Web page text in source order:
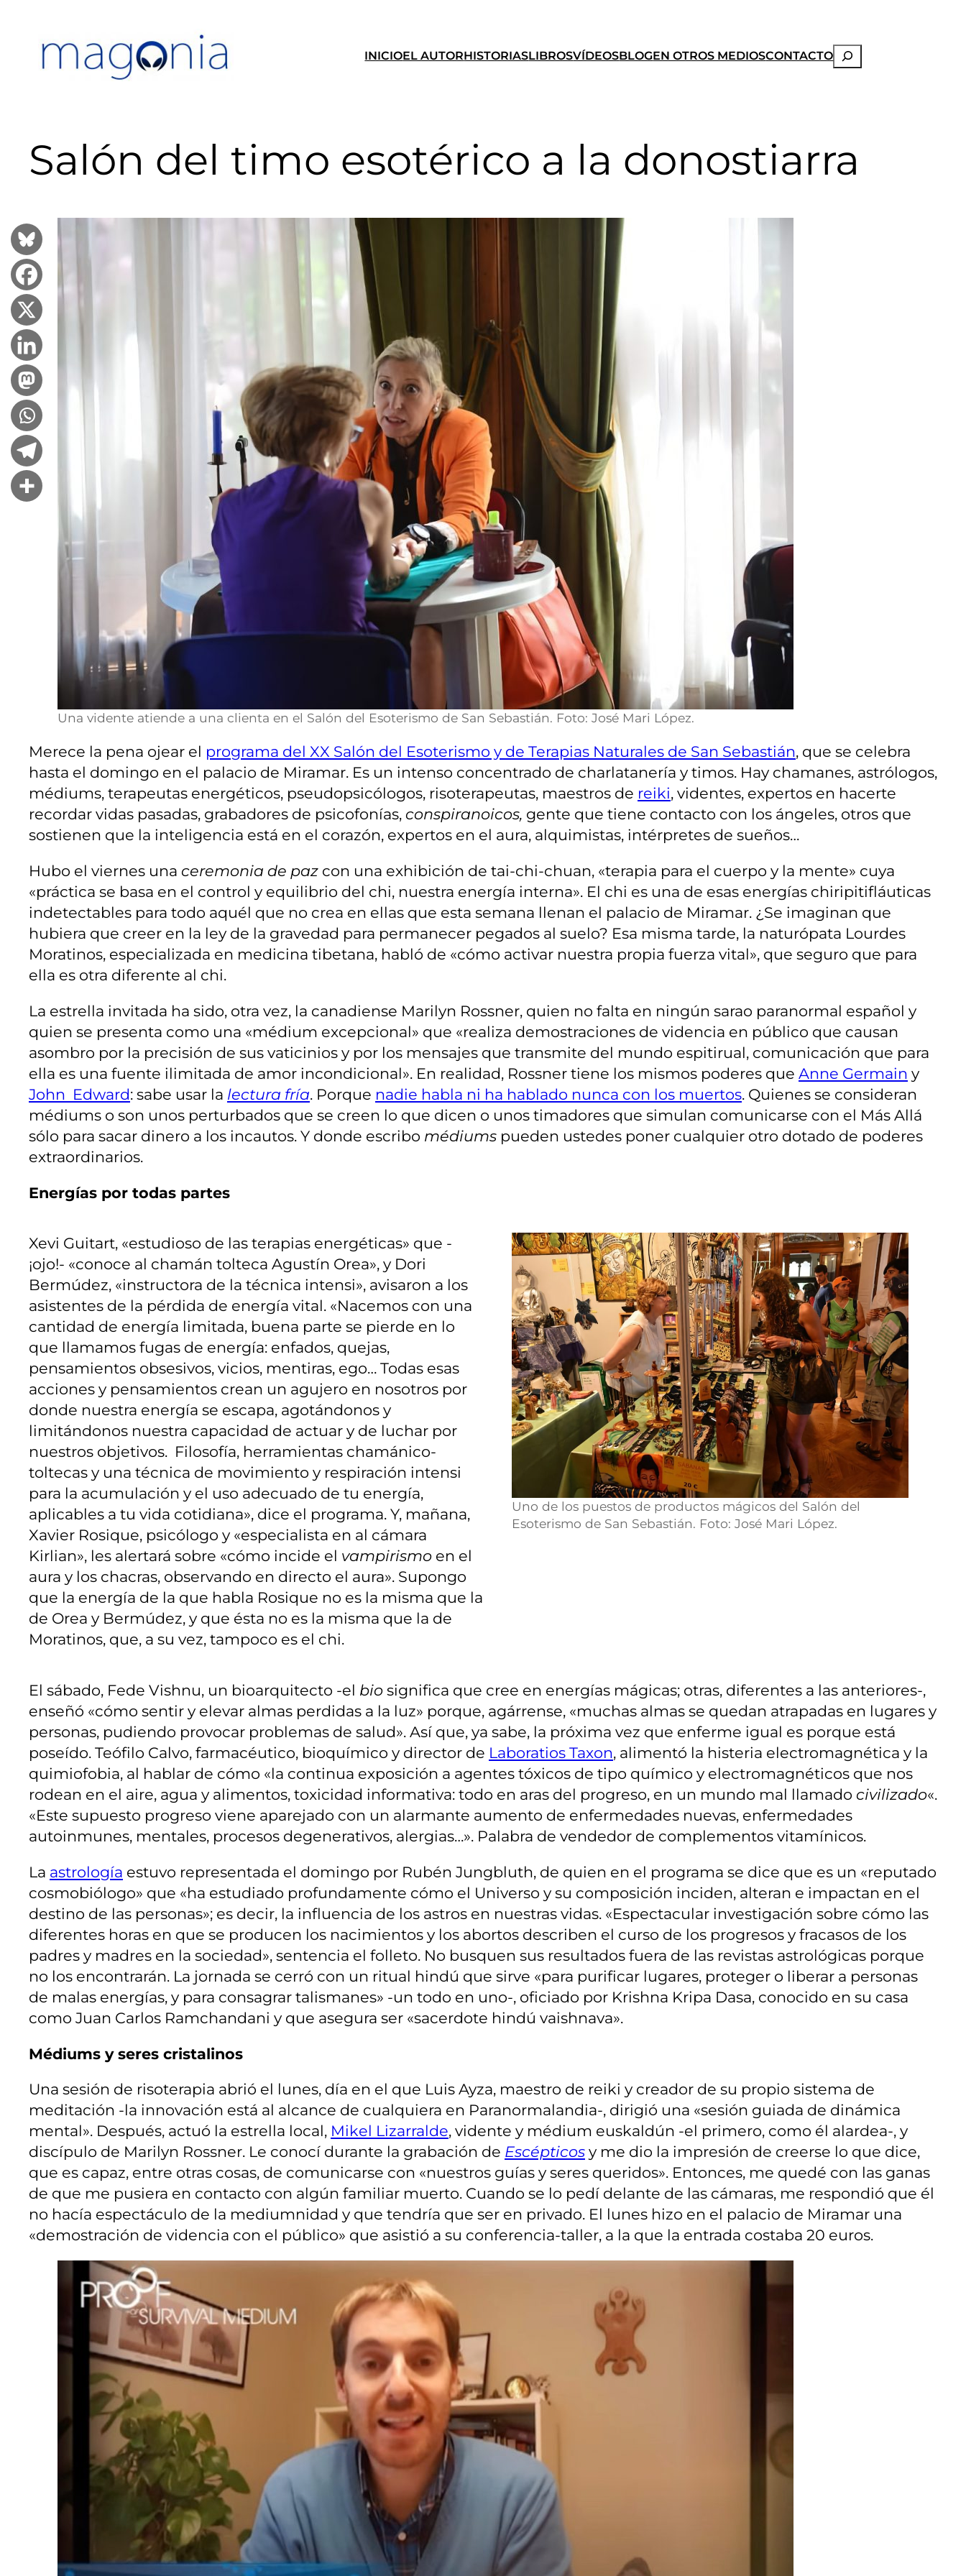
contenido
INICIOEL AUTORHISTORIASLIBROSVÍDEOSBLOGEN OTROS MEDIOSCONTACTOBuscar
Salón del timo esotérico a la donostiarra
Una vidente atiende a una clienta en el Salón del Esoterismo de San Sebastián. Foto: José Mari López.
Merece la pena ojear el programa del XX Salón del Esoterismo y de Terapias Naturales de San Sebastián, que se celebra
hasta el domingo en el palacio de Miramar. Es un intenso concentrado de charlatanería y timos. Hay chamanes, astrólogos,
médiums, terapeutas energéticos, pseudopsicólogos, risoterapeutas, maestros de reiki, videntes, expertos en hacerte
recordar vidas pasadas, grabadores de psicofonías, conspiranoicos, gente que tiene contacto con los ángeles, otros que
sostienen que la inteligencia está en el corazón, expertos en el aura, alquimistas, intérpretes de sueños…
Hubo el viernes una ceremonia de paz con una exhibición de tai-chi-chuan, «terapia para el cuerpo y la mente» cuya
«práctica se basa en el control y equilibrio del chi, nuestra energía interna». El chi es una de esas energías chiripitifláuticas
indetectables para todo aquél que no crea en ellas que esta semana llenan el palacio de Miramar. ¿Se imaginan que
hubiera que creer en la ley de la gravedad para permanecer pegados al suelo? Esa misma tarde, la naturópata Lourdes
Moratinos, especializada en medicina tibetana, habló de «cómo activar nuestra propia fuerza vital», que seguro que para
ella es otra diferente al chi.
La estrella invitada ha sido, otra vez, la canadiense Marilyn Rossner, quien no falta en ningún sarao paranormal español y
quien se presenta como una «médium excepcional» que «realiza demostraciones de videncia en público que causan
asombro por la precisión de sus vaticinios y por los mensajes que transmite del mundo espitirual, comunicación que para
ella es una fuente ilimitada de amor incondicional». En realidad, Rossner tiene los mismos poderes que Anne Germain y
John Edward: sabe usar la lectura fría. Porque nadie habla ni ha hablado nunca con los muertos. Quienes se consideran
médiums o son unos perturbados que se creen lo que dicen o unos timadores que simulan comunicarse con el Más Allá
sólo para sacar dinero a los incautos. Y donde escribo médiums pueden ustedes poner cualquier otro dotado de poderes
extraordinarios.
Energías por todas partes
Xevi Guitart, «estudioso de las terapias energéticas» que -
¡ojo!- «conoce al chamán tolteca Agustín Orea», y Dori
Bermúdez, «instructora de la técnica intensi», avisaron a los
asistentes de la pérdida de energía vital. «Nacemos con una
cantidad de energía limitada, buena parte se pierde en lo
que llamamos fugas de energía: enfados, quejas,
pensamientos obsesivos, vicios, mentiras, ego… Todas esas
acciones y pensamientos crean un agujero en nosotros por
donde nuestra energía se escapa, agotándonos y
limitándonos nuestra capacidad de actuar y de luchar por
nuestros objetivos. Filosofía, herramientas chamánico-
toltecas y una técnica de movimiento y respiración intensi
para la acumulación y el uso adecuado de tu energía,
aplicables a tu vida cotidiana», dice el programa. Y, mañana,
Xavier Rosique, psicólogo y «especialista en al cámara
Kirlian», les alertará sobre «cómo incide el vampirismo en el
aura y los chacras, observando en directo el aura». Supongo
que la energía de la que habla Rosique no es la misma que la
de Orea y Bermúdez, y que ésta no es la misma que la de
Moratinos, que, a su vez, tampoco es el chi.
Uno de los puestos de productos mágicos del Salón del
Esoterismo de San Sebastián. Foto: José Mari López.
El sábado, Fede Vishnu, un bioarquitecto -el bio significa que cree en energías mágicas; otras, diferentes a las anteriores-,
enseñó «cómo sentir y elevar almas perdidas a la luz» porque, agárrense, «muchas almas se quedan atrapadas en lugares y
personas, pudiendo provocar problemas de salud». Así que, ya sabe, la próxima vez que enferme igual es porque está
poseído. Teófilo Calvo, farmacéutico, bioquímico y director de Laboratios Taxon, alimentó la histeria electromagnética y la
quimiofobia, al hablar de cómo «la continua exposición a agentes tóxicos de tipo químico y electromagnéticos que nos
rodean en el aire, agua y alimentos, toxicidad informativa: todo en aras del progreso, en un mundo mal llamado civilizado«.
«Este supuesto progreso viene aparejado con un alarmante aumento de enfermedades nuevas, enfermedades
autoinmunes, mentales, procesos degenerativos, alergias…». Palabra de vendedor de complementos vitamínicos.
La astrología estuvo representada el domingo por Rubén Jungbluth, de quien en el programa se dice que es un «reputado
cosmobiólogo» que «ha estudiado profundamente cómo el Universo y su composición inciden, alteran e impactan en el
destino de las personas»; es decir, la influencia de los astros en nuestras vidas. «Espectacular investigación sobre cómo las
diferentes horas en que se producen los nacimientos y los abortos describen el curso de los progresos y fracasos de los
padres y madres en la sociedad», sentencia el folleto. No busquen sus resultados fuera de las revistas astrológicas porque
no los encontrarán. La jornada se cerró con un ritual hindú que sirve «para purificar lugares, proteger o liberar a personas
de malas energías, y para consagrar talismanes» -un todo en uno-, oficiado por Krishna Kripa Dasa, conocido en su casa
como Juan Carlos Ramchandani y que asegura ser «sacerdote hindú vaishnava».
Médiums y seres cristalinos
Una sesión de risoterapia abrió el lunes, día en el que Luis Ayza, maestro de reiki y creador de su propio sistema de
meditación -la innovación está al alcance de cualquiera en Paranormalandia-, dirigió una «sesión guiada de dinámica
mental». Después, actuó la estrella local, Mikel Lizarralde, vidente y médium euskaldún -el primero, como él alardea-, y
discípulo de Marilyn Rossner. Le conocí durante la grabación de Escépticos y me dio la impresión de creerse lo que dice,
que es capaz, entre otras cosas, de comunicarse con «nuestros guías y seres queridos». Entonces, me quedé con las ganas
de que me pusiera en contacto con algún familiar muerto. Cuando se lo pedí delante de las cámaras, me respondió que él
no hacía espectáculo de la mediumnidad y que tendría que ser en privado. El lunes hizo en el palacio de Miramar una
«demostración de videncia con el público» que asistió a su conferencia-taller, a la que la entrada costaba 20 euros.